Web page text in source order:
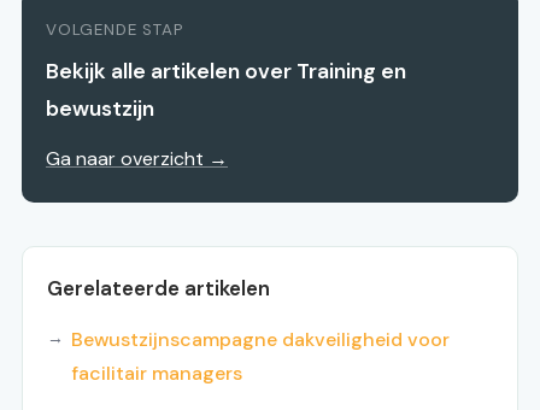
VOLGENDE STAP
Bekijk alle artikelen over Training en
bewustzijn
Ga naar overzicht →
Gerelateerde artikelen
Bewustzijnscampagne dakveiligheid voor
facilitair managers